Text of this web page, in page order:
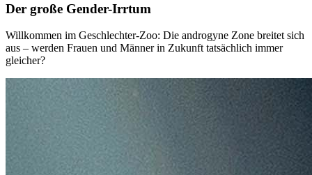
Der große Gender-Irrtum
Willkommen im Geschlechter-Zoo: Die androgyne Zone breitet sich
aus – werden Frauen und Männer in Zukunft tatsächlich immer
gleicher?